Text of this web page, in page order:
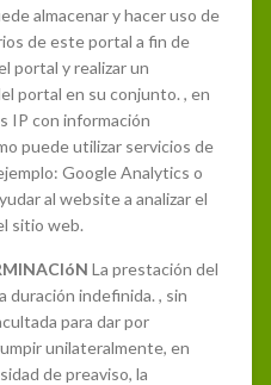
almacenar y hacer uso de
de este portal a fin de
portal y realizar un
portal en su conjunto. , en
IP con información
puede utilizar servicios de
Google Analytics o
al website a analizar el
sitio web.
La prestación del
duración indefinida. , sin
para dar por
unilateralmente, en
de preaviso, la